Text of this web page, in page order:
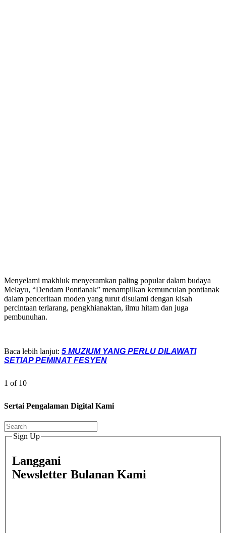
Menyelami makhluk menyeramkan paling popular dalam budaya
Melayu, “Dendam Pontianak” menampilkan kemunculan pontianak
dalam penceritaan moden yang turut disulami dengan kisah
percintaan terlarang, pengkhianaktan, ilmu hitam dan juga
pembunuhan.
Baca lebih lanjut: 5 MUZIUM YANG PERLU DILAWATI
SETIAP PEMINAT FESYEN
1 of 10
Sertai Pengalaman Digital Kami
Sign Up
Langgani
Newsletter Bulanan Kami